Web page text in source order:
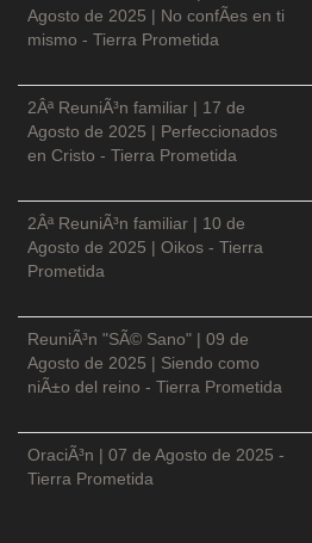
Agosto de 2025 | No confÃ­es en ti
mismo - Tierra Prometida
2Âª ReuniÃ³n familiar | 17 de
Agosto de 2025 | Perfeccionados
en Cristo - Tierra Prometida
2Âª ReuniÃ³n familiar | 10 de
Agosto de 2025 | Oikos - Tierra
Prometida
ReuniÃ³n "SÃ© Sano" | 09 de
Agosto de 2025 | Siendo como
niÃ±o del reino - Tierra Prometida
OraciÃ³n | 07 de Agosto de 2025 -
Tierra Prometida